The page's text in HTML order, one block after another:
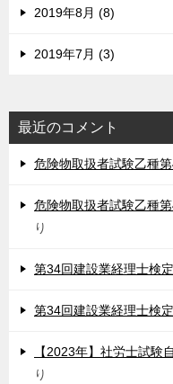
2019年8月 (8)
2019年7月 (3)
最近のコメント
危険物取扱者試験乙種
危険物取扱者試験乙種
り
第34回建設業経理士検
第34回建設業経理士検
【2023年】社労士試験
り